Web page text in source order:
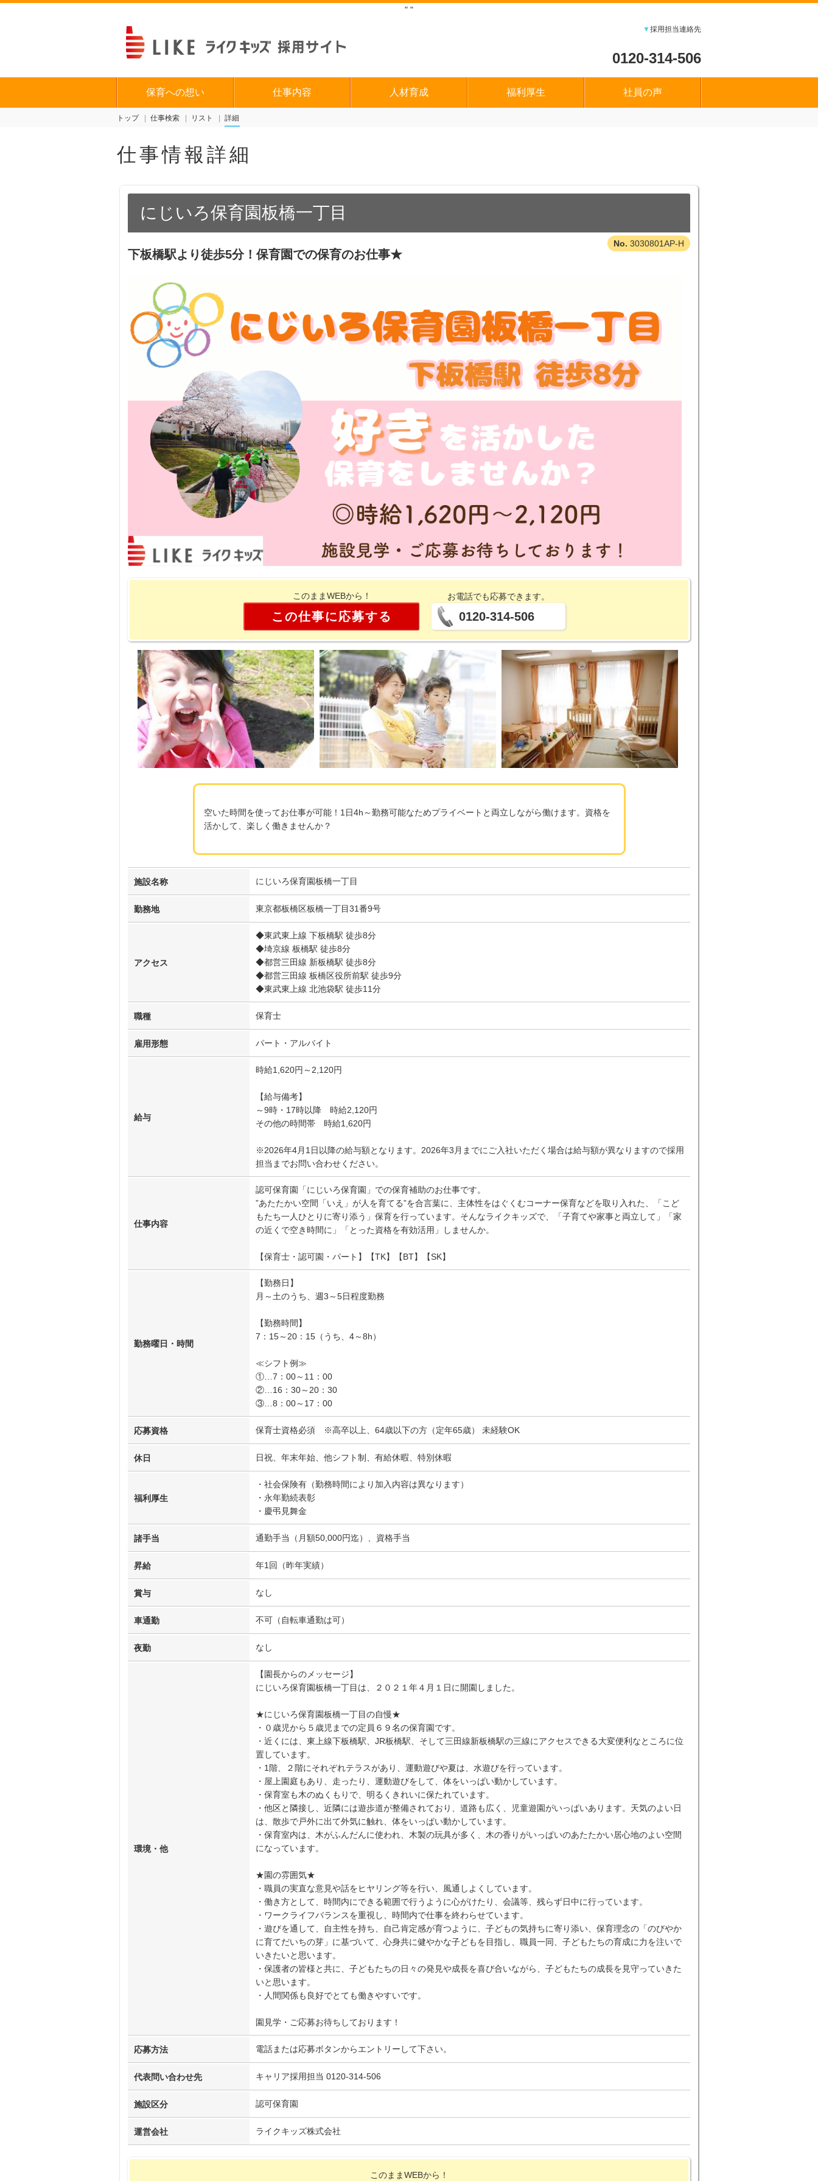
" "
▼採用担当連絡先
0120-314-506
保育への想い 仕事内容 人材育成 福利厚生 社員の声
トップ 仕事検索 リスト 詳細
仕事情報詳細
にじいろ保育園板橋一丁目
3030801AP-H
下板橋駅より徒歩5分！保育園での保育のお仕事★
このままWEBから！
この仕事に応募する
お電話でも応募できます。
0120-314-506
空いた時間を使ってお仕事が可能！1日4h～勤務可能なためプライベートと両立しながら働けます。資格を
活かして、楽しく働きませんか？
施設名称 にじいろ保育園板橋一丁目
勤務地 東京都板橋区板橋一丁目31番9号
アクセス
◆東武東上線 下板橋駅 徒歩8分
◆埼京線 板橋駅 徒歩8分
◆都営三田線 新板橋駅 徒歩8分
◆都営三田線 板橋区役所前駅 徒歩9分
◆東武東上線 北池袋駅 徒歩11分
職種 保育士
雇用形態 パート・アルバイト
給与
時給1,620円～2,120円
【給与備考】
～9時・17時以降 時給2,120円
その他の時間帯 時給1,620円
※2026年4月1日以降の給与額となります。2026年3月までにご入社いただく場合は給与額が異なりますので採用
担当までお問い合わせください。
仕事内容
認可保育園「にじいろ保育園」での保育補助のお仕事です。
”あたたかい空間「いえ」が人を育てる”を合言葉に、主体性をはぐくむコーナー保育などを取り入れた、「こど
もたち一人ひとりに寄り添う」保育を行っています。そんなライクキッズで、「子育てや家事と両立して」「家
の近くで空き時間に」「とった資格を有効活用」しませんか。
【保育士・認可園・パート】【TK】【BT】【SK】
勤務曜日・時間
【勤務日】
月～土のうち、週3～5日程度勤務
【勤務時間】
7：15～20：15（うち、4～8h）
≪シフト例≫
①…7：00～11：00
②…16：30～20：30
③…8：00～17：00
応募資格 保育士資格必須 ※高卒以上、64歳以下の方（定年65歳） 未経験OK
休日 日祝、年末年始、他シフト制、有給休暇、特別休暇
福利厚生
・社会保険有（勤務時間により加入内容は異なります）
・永年勤続表彰
・慶弔見舞金
諸手当 通勤手当（月額50,000円迄）、資格手当
昇給 年1回（昨年実績）
賞与 なし
車通勤 不可（自転車通勤は可）
夜勤 なし
環境・他
【園長からのメッセージ】
にじいろ保育園板橋一丁目は、２０２１年４月１日に開園しました。
★にじいろ保育園板橋一丁目の自慢★
・０歳児から５歳児までの定員６９名の保育園です。
・近くには、東上線下板橋駅、JR板橋駅、そして三田線新板橋駅の三線にアクセスできる大変便利なところに位
置しています。
・1階、２階にそれぞれテラスがあり、運動遊びや夏は、水遊びを行っています。
・屋上園庭もあり、走ったり、運動遊びをして、体をいっぱい動かしています。
・保育室も木のぬくもりで、明るくきれいに保たれています。
・他区と隣接し、近隣には遊歩道が整備されており、道路も広く、児童遊園がいっぱいあります。天気のよい日
は、散歩で戸外に出て外気に触れ、体をいっぱい動かしています。
・保育室内は、木がふんだんに使われ、木製の玩具が多く、木の香りがいっぱいのあたたかい居心地のよい空間
になっています。
★園の雰囲気★
・職員の実直な意見や話をヒヤリング等を行い、風通しよくしています。
・働き方として、時間内にできる範囲で行うように心がけたり、会議等、残らず日中に行っています。
・ワークライフバランスを重視し、時間内で仕事を終わらせています。
・遊びを通して、自主性を持ち、自己肯定感が育つように、子どもの気持ちに寄り添い、保育理念の「のびやか
に育てだいちの芽」に基づいて、心身共に健やかな子どもを目指し、職員一同、子どもたちの育成に力を注いで
いきたいと思います。
・保護者の皆様と共に、子どもたちの日々の発見や成長を喜び合いながら、子どもたちの成長を見守っていきた
いと思います。
・人間関係も良好でとても働きやすいです。
園見学・ご応募お待ちしております！
応募方法 電話または応募ボタンからエントリーして下さい。
代表問い合わせ先 キャリア採用担当 0120-314-506
施設区分 認可保育園
運営会社 ライクキッズ株式会社
このままWEBから！